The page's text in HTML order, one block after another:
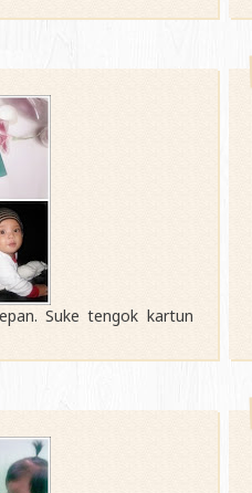
Suke tengok kartun